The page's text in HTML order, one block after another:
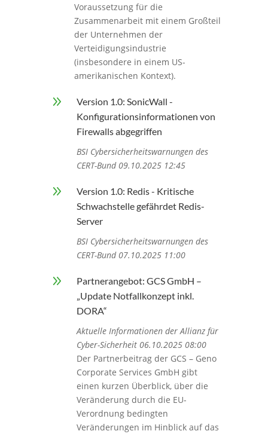
Voraussetzung für die
Zusammenarbeit mit einem Großteil
der Unternehmen der
Verteidigungsindustrie
(insbesondere in einem US-
amerikanischen Kontext).
9
Version 1.0: SonicWall -
Konfigurationsinformationen von
Firewalls abgegriffen
BSI Cybersicherheitswarnungen des
CERT-Bund 09.10.2025 12:45
9
Version 1.0: Redis - Kritische
Schwachstelle gefährdet Redis-
Server
BSI Cybersicherheitswarnungen des
CERT-Bund 07.10.2025 11:00
9
Partnerangebot: GCS GmbH –
„Update Notfallkonzept inkl.
DORA“
Aktuelle Informationen der Allianz für
Cyber-Sicherheit 06.10.2025 08:00
Der Partnerbeitrag der GCS – Geno
Corporate Services GmbH gibt
einen kurzen Überblick, über die
Veränderung durch die EU-
Verordnung bedingten
Veränderungen im Hinblick auf das